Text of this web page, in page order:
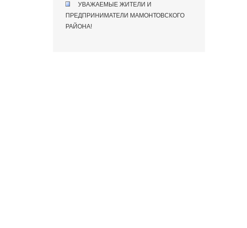
УВАЖАЕМЫЕ ЖИТЕЛИ И
ПРЕДПРИНИМАТЕЛИ МАМОНТОВСКОГО
РАЙОНА!